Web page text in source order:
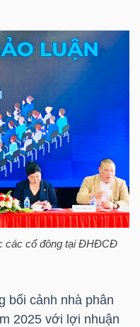
các cổ đông tại ĐHĐCĐ
bối cảnh nhà phân
2025 với lợi nhuận